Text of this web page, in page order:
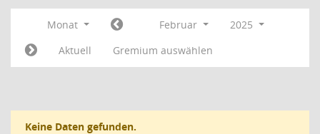
Monat Februar
2025
Aktuell
Gremium auswählen
Keine Daten gefunden.